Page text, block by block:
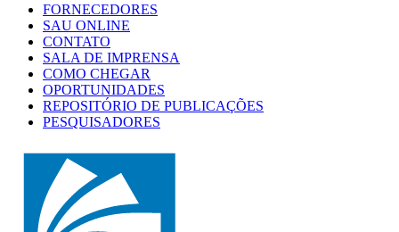
FORNECEDORES
SAU ONLINE
CONTATO
SALA DE IMPRENSA
COMO CHEGAR
OPORTUNIDADES
REPOSITÓRIO DE PUBLICAÇÕES
PESQUISADORES